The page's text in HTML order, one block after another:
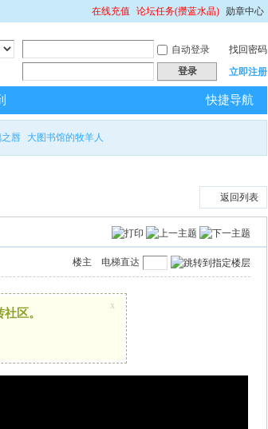
在线充值 论坛任务(攒蓝水晶) 勋章中心
自动登录
找回密码
登录 立即注册
快捷导航
唇 大图书馆的牧羊人
返回列表
电梯直达
楼主
区。
x